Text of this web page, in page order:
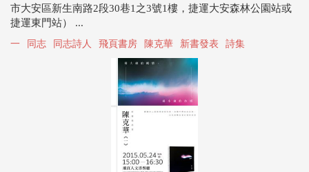
市大安區新生南路2段30巷1之3號1樓，捷運大安森林公園站或
捷運東門站） ...
一 同志 同志詩人 飛頁書房 陳克華 新書發表 詩集